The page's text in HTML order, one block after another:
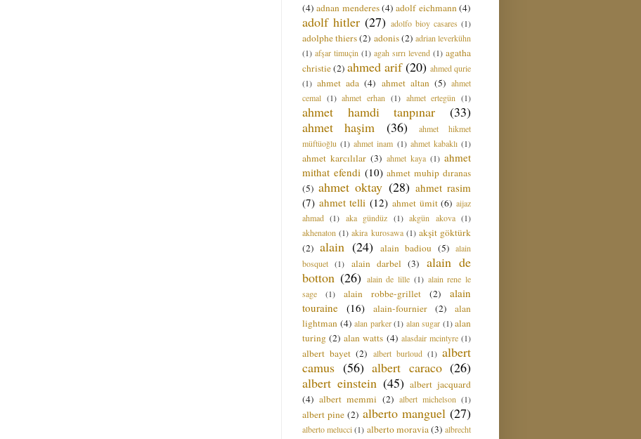
(4) adnan menderes(4) adolf eichmann (4)
adolf hitler (27) adolfo bioy casares (1)
adolphe thiers(2) adonis(2) adrian leverkühn
(1) afşar timuçin (1) agah sırrı levend (1) agatha
christie(2) ahmed arif (20) ahmed qurie
(1) ahmet ada (4) ahmet altan (5) ahmet
cemal (1) ahmet erhan (1) ahmet ertegün (1)
ahmet hamdi tanpınar
(33)
ahmet haşim
(36)
ahmet hikmet
müftüoğlu (1) ahmet inam (1) ahmet kabaklı (1)
ahmet karcılılar (3) ahmet kaya (1) ahmet
mithat efendi (10) ahmet muhip dıranas
(5) ahmet oktay (28) ahmet rasim
(7) ahmet telli (12) ahmet ümit (6) aijaz
ahmad (1) aka gündüz (1) akgün akova (1)
akhenaton (1) akira kurosawa (1) akşit göktürk
(2) alain (24) alain badiou (5) alain
bosquet (1) alain darbel (3)
alain de
botton (26) alain de lille (1) alain rene le
sage
(1) alain robbe-grillet (2)
alain
touraine (16) alain-fournier (2)
alan
lightman (4) alan parker (1) alan sugar (1) alan
turing (2) alan watts (4) alasdair mcintyre (1)
albert bayet (2) albert burloud (1) albert
camus (56) albert caraco (26)
albert einstein (45) albert jacquard
(4) albert memmi (2) albert michelson (1)
albert pine (2) alberto manguel (27)
alberto melucci (1) alberto moravia (3) albrecht